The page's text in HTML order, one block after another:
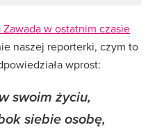
Zawada w ostatnim czasie
naszej reporterki, czym to
wprost:
swoim życiu,
siebie osobę,